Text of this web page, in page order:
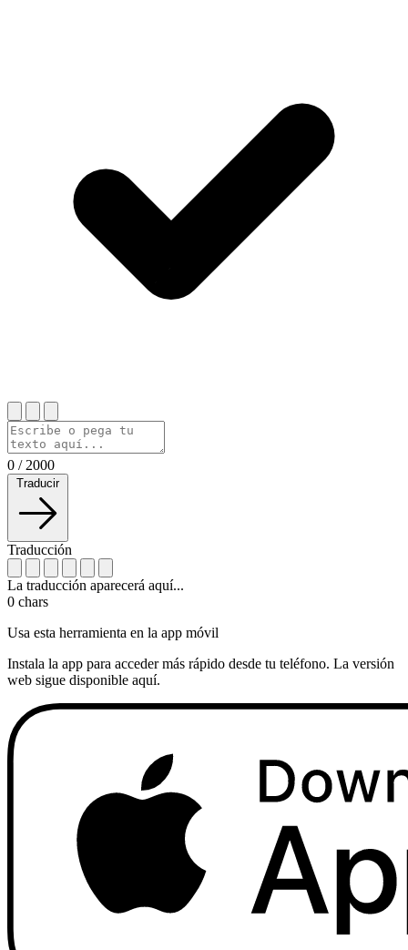
0 / 2000
Traducir
Traducción
La traducción aparecerá aquí...
0 chars
Usa esta herramienta en la app móvil
Instala la app para acceder más rápido desde tu teléfono. La versión
web sigue disponible aquí.